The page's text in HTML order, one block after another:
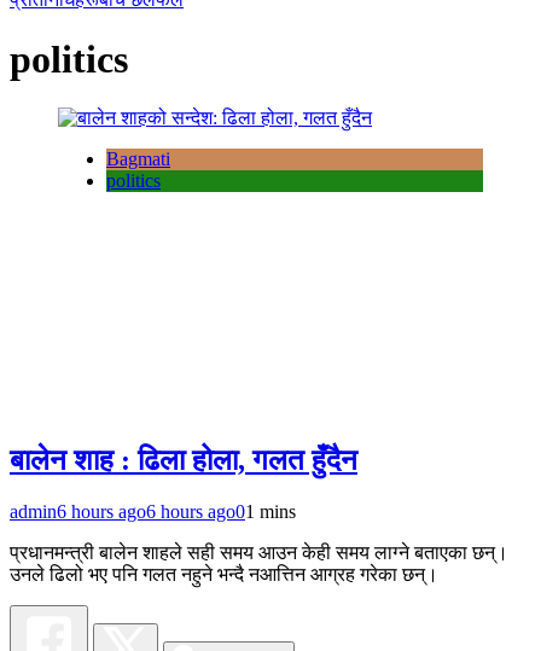
politics
Bagmati
politics
बालेन शाह : ढिला होला, गलत हुँदैन
admin6 hours ago6 hours ago01 mins
प्रधानमन्त्री बालेन शाहले सही समय आउन केही समय लाग्ने बताएका छन्।
उनले ढिलो भए पनि गलत नहुने भन्दै नआत्तिन आग्रह गरेका छन्।